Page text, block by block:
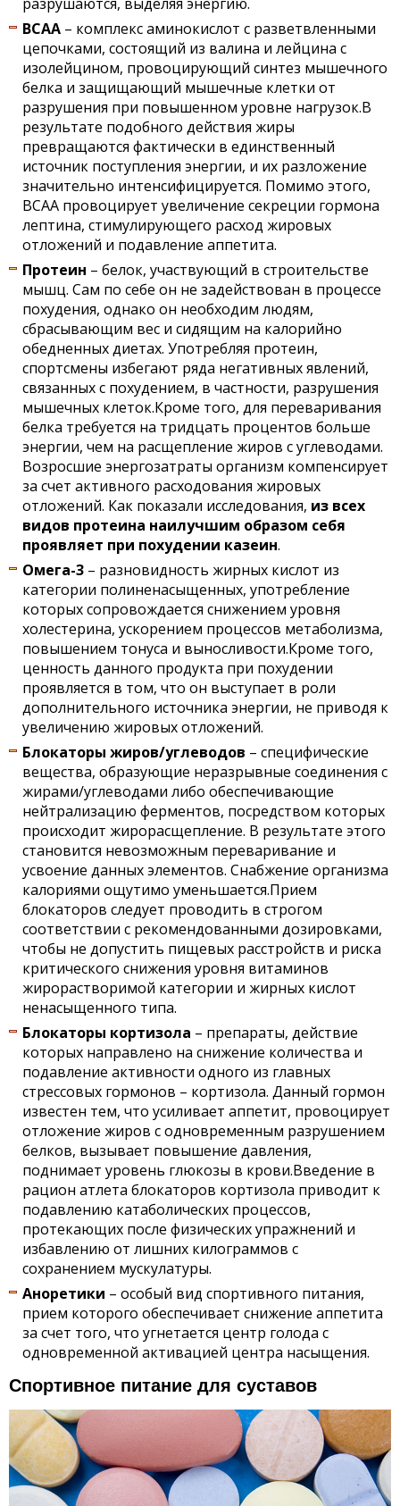
ВСАА – комплекс аминокислот с разветвленными
цепочками, состоящий из валина и лейцина с
изолейцином, провоцирующий синтез мышечного
белка и защищающий мышечные клетки от
разрушения при повышенном уровне нагрузок.В
результате подобного действия жиры
превращаются фактически в единственный
источник поступления энергии, и их разложение
значительно интенсифицируется. Помимо этого,
ВСАА провоцирует увеличение секреции гормона
лептина, стимулирующего расход жировых
отложений и подавление аппетита.
Протеин – белок, участвующий в строительстве
мышц. Сам по себе он не задействован в процессе
похудения, однако он необходим людям,
сбрасывающим вес и сидящим на калорийно
обедненных диетах. Употребляя протеин,
спортсмены избегают ряда негативных явлений,
связанных с похудением, в частности, разрушения
мышечных клеток.Кроме того, для переваривания
белка требуется на тридцать процентов больше
энергии, чем на расщепление жиров с углеводами.
Возросшие энергозатраты организм компенсирует
за счет активного расходования жировых
отложений. Как показали исследования, из всех
видов протеина наилучшим образом себя
проявляет при похудении казеин.
Омега-3 – разновидность жирных кислот из
категории полиненасыщенных, употребление
которых сопровождается снижением уровня
холестерина, ускорением процессов метаболизма,
повышением тонуса и выносливости.Кроме того,
ценность данного продукта при похудении
проявляется в том, что он выступает в роли
дополнительного источника энергии, не приводя к
увеличению жировых отложений.
Блокаторы жиров/углеводов – специфические
вещества, образующие неразрывные соединения с
жирами/углеводами либо обеспечивающие
нейтрализацию ферментов, посредством которых
происходит жирорасщепление. В результате этого
становится невозможным переваривание и
усвоение данных элементов. Снабжение организма
калориями ощутимо уменьшается.Прием
блокаторов следует проводить в строгом
соответствии с рекомендованными дозировками,
чтобы не допустить пищевых расстройств и риска
критического снижения уровня витаминов
жирорастворимой категории и жирных кислот
ненасыщенного типа.
Блокаторы кортизола – препараты, действие
которых направлено на снижение количества и
подавление активности одного из главных
стрессовых гормонов – кортизола. Данный гормон
известен тем, что усиливает аппетит, провоцирует
отложение жиров с одновременным разрушением
белков, вызывает повышение давления,
поднимает уровень глюкозы в крови.Введение в
рацион атлета блокаторов кортизола приводит к
подавлению катаболических процессов,
протекающих после физических упражнений и
избавлению от лишних килограммов с
сохранением мускулатуры.
Аноретики – особый вид спортивного питания,
прием которого обеспечивает снижение аппетита
за счет того, что угнетается центр голода с
одновременной активацией центра насыщения.
Спортивное питание для суставов